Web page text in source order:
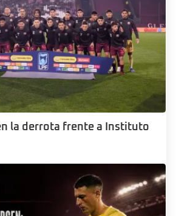
la derrota frente a Instituto